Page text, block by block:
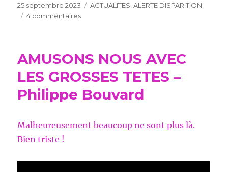
Publié
le
25 septembre 2023 Catégories
ACTUALITES,ALERTE DISPARITION
4 commentairessur
AMUSONS NOUS AVEC
LES GROSSES TETES –
Philippe Bouvard
Malheureusement beaucoup ne sont plus là.
Bien triste !